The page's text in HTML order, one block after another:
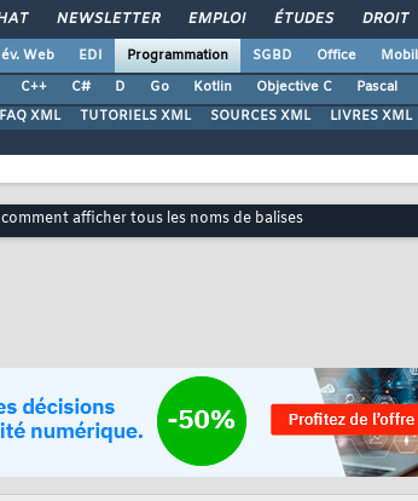
NEWSLETTER EMPLOI ÉTUDES DROIT
Web EDI Programmation SGBD Office
C++ C# D Go Kotlin Objective C Pascal
FAQ XML TUTORIELS XML SOURCES XML LIVRES XML
comment afficher tous les noms de balises